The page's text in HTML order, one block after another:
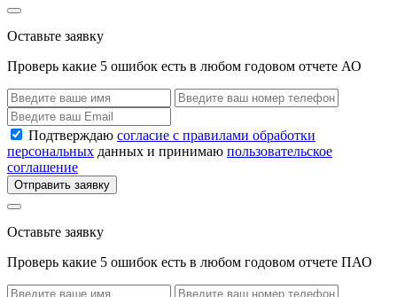
Оставьте заявку
Проверь какие 5 ошибок есть в любом годовом отчете АО
Подтверждаю согласие с правилами обработки
персональных данных и принимаю пользовательское
соглашение
Отправить заявку
Оставьте заявку
Проверь какие 5 ошибок есть в любом годовом отчете ПАО